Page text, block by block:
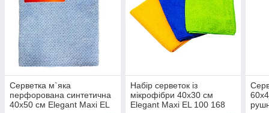
Серветка м`яка
перфорована синтетична
40x50 см Elegant Maxi EL
Набір серветок із
мікрофібри 40х30 см
Elegant Maxi EL 100 168